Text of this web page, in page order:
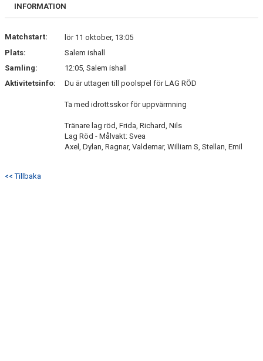
INFORMATION
Matchstart:
lör 11 oktober, 13:05
Plats:
Salem ishall
Samling:
12:05, Salem ishall
Aktivitetsinfo:
Du är uttagen till poolspel för LAG RÖD
Ta med idrottsskor för uppvärmning
Tränare lag röd, Frida, Richard, Nils
Lag Röd - Målvakt: Svea
Axel, Dylan, Ragnar, Valdemar, William S, Stellan, Emil
<< Tillbaka